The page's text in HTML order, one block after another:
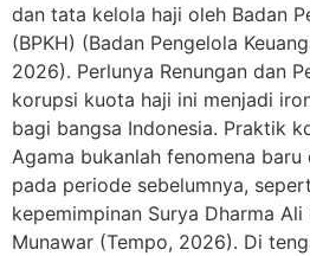
dan tata kelola haji oleh Badan
(BPKH) (Badan Pengelola
2026). Perlunya Renungan dan
korupsi kuota haji ini menjadi
bagi bangsa Indonesia. Praktik
Agama bukanlah fenomena
pada periode sebelumnya,
kepemimpinan Surya Dharma
Munawar (Tempo, 2026). Di